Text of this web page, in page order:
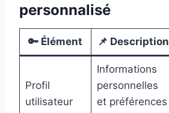
personnalisé
🔑 Élément 📌 Description
Profil
utilisateur
Informations
personnelles
et préférences